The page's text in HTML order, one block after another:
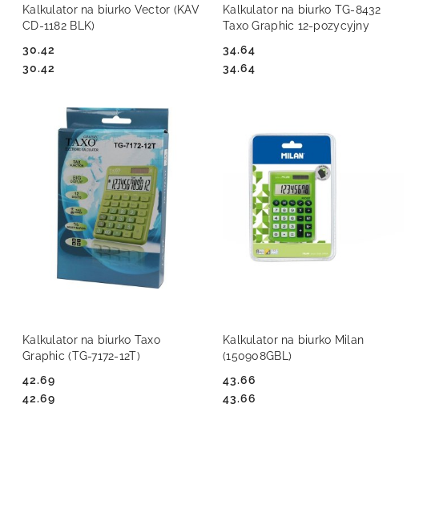
Kalkulator na biurko Vector (KAV
CD-1182 BLK)
Cena:
30.42
Cena:
30.42
DO KOSZYKA
Kalkulator na biurko TG-8432
Taxo Graphic 12-pozycyjny
Cena:
34.64
Cena:
34.64
DO KOSZYKA
Kalkulator na biurko Taxo
Graphic (TG-7172-12T)
Cena:
42.69
Cena:
42.69
DO KOSZYKA
Kalkulator na biurko Milan
(150908GBL)
Cena:
43.66
Cena:
43.66
DO KOSZYKA